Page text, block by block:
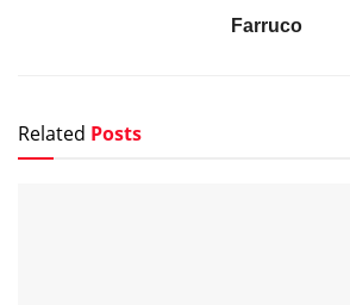
Farruco
Related Posts